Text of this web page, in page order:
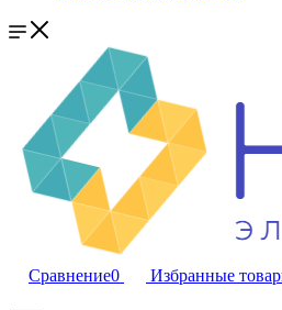
Сравнение0 Избранные